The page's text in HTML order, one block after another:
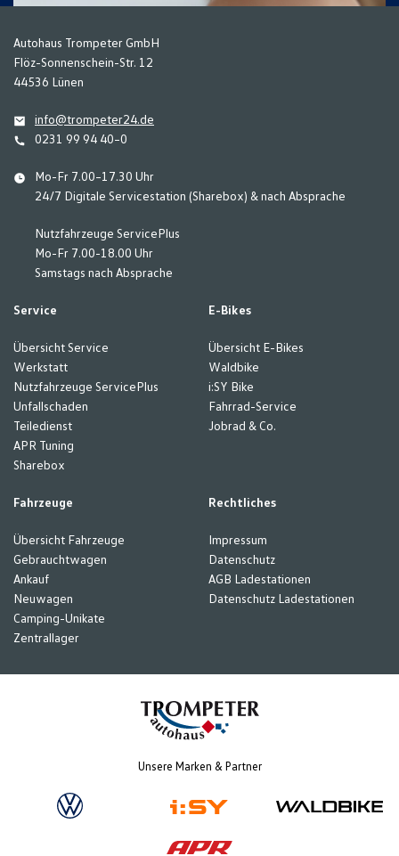
Autohaus Trompeter GmbH
Flöz-Sonnenschein-Str. 12
44536 Lünen
info@trompeter24.de
0231 99 94 40–0
Mo-Fr 7.00–17.30 Uhr
24/7 Digitale Servicestation (Sharebox) & nach Absprache
Nutzfahrzeuge ServicePlus
Mo-Fr 7.00-18.00 Uhr
Samstags nach Absprache
Service
Übersicht Service
Werkstatt
Nutzfahrzeuge ServicePlus
Unfallschaden
Teiledienst
APR Tuning
Sharebox
E-Bikes
Übersicht E-Bikes
Waldbike
i:SY Bike
Fahrrad-Service
Jobrad & Co.
Fahrzeuge
Übersicht Fahrzeuge
Gebrauchtwagen
Ankauf
Neuwagen
Camping-Unikate
Zentrallager
Rechtliches
Impressum
Datenschutz
AGB Ladestationen
Datenschutz Ladestationen
Unsere Marken & Partner